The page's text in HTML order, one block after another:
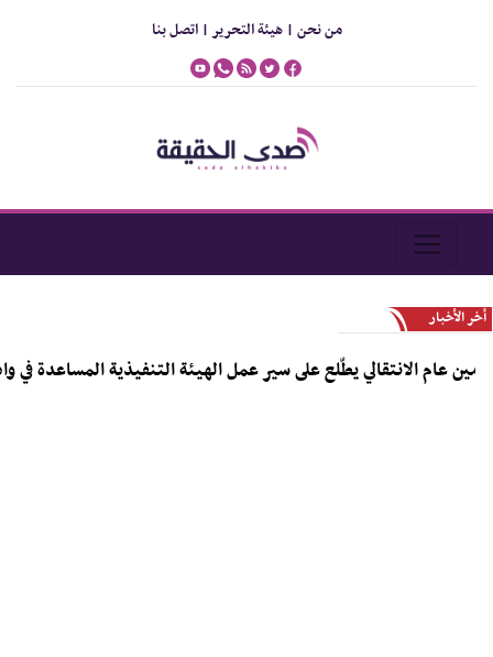
من نحن |هيئة التحرير |اتصل بنا
أخر الأخبار
الانتقالي يطّلع على سير عمل الهيئة التنفيذية المساعدة في